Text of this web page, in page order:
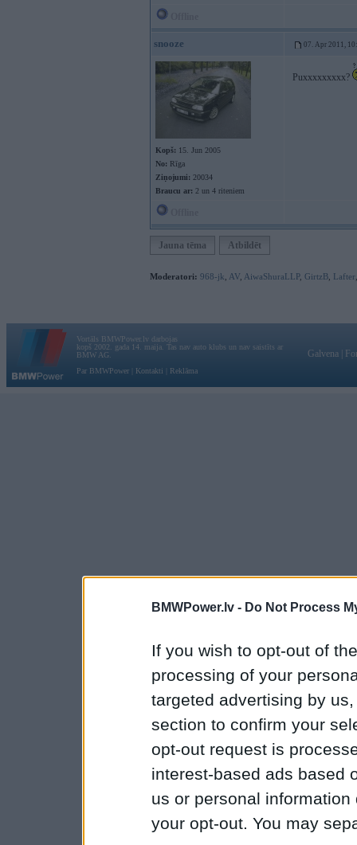
BMWPower.lv - Do Not Process
If you wish to opt-out of
processing of your
targeted advertising by
section to confirm your
opt-out request is
interest-based ads based
us or personal
your opt-out. You may
snooze 07. Apr 2011,
Kopš: 15. Jun 2005
No: Rīga
Ziņojumi: 20034
Braucu ar: 2 un 4 riteniem
Puxxxxxxxxx?
Jauna tēma Atbildēt
Moderatori: 968-jk AV AiwaShuraLLP, GirtzB Lafter
Vortāls BMWPower.lv darbojas
kopš 2002. gada 14. maija. Tas nav auto klubs un nav saistīts ar
BMW AG.
Par BMWPower
Kontakti Reklāma
Galvena